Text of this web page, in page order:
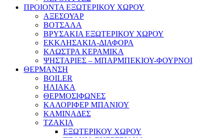
ΠΡΟΙΟΝΤΑ ΕΞΩΤΕΡΙΚΟΥ ΧΩΡΟΥ
ΑΞΕΣΟΥΑΡ
ΒΟΤΣΑΛΑ
ΒΡΥΣΑΚΙΑ ΕΞΩΤΕΡΙΚΟΥ ΧΩΡΟΥ
ΕΚΚΛΗΣΑΚΙΑ-ΔΙΑΦΟΡΑ
ΚΛΩΣΤΡΑ ΚΕΡΑΜΙΚΑ
ΨΗΣΤΑΡΙΕΣ – ΜΠΑΡΜΠΕΚΙΟΥ-ΦΟΥΡΝΟΙ
ΘΕΡΜΑΝΣΗ
BOILER
ΗΛΙΑΚΑ
ΘΕΡΜΟΣΙΦΩΝΕΣ
ΚΑΛΟΡΙΦΕΡ ΜΠΑΝΙΟΥ
ΚΑΜΙΝΑΔΕΣ
ΤΖΑΚΙΑ
ΕΞΩΤΕΡΙΚΟΥ ΧΩΡΟΥ